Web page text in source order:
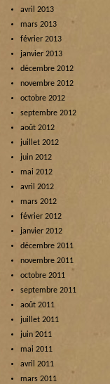
avril 2013
mars 2013
février 2013
janvier 2013
décembre 2012
novembre 2012
octobre 2012
septembre 2012
août 2012
juillet 2012
juin 2012
mai 2012
avril 2012
mars 2012
février 2012
janvier 2012
décembre 2011
novembre 2011
octobre 2011
septembre 2011
août 2011
juillet 2011
juin 2011
mai 2011
avril 2011
mars 2011